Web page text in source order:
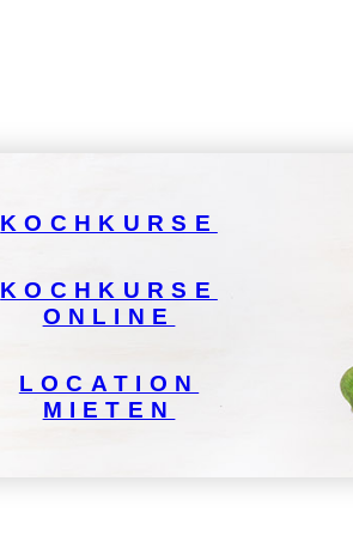
KOCHKURSE
KOCHKURSE
ONLINE
LOCATION
MIETEN